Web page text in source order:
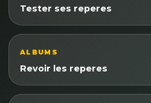
Tester ses reperes
ALBUMS
Revoir les reperes